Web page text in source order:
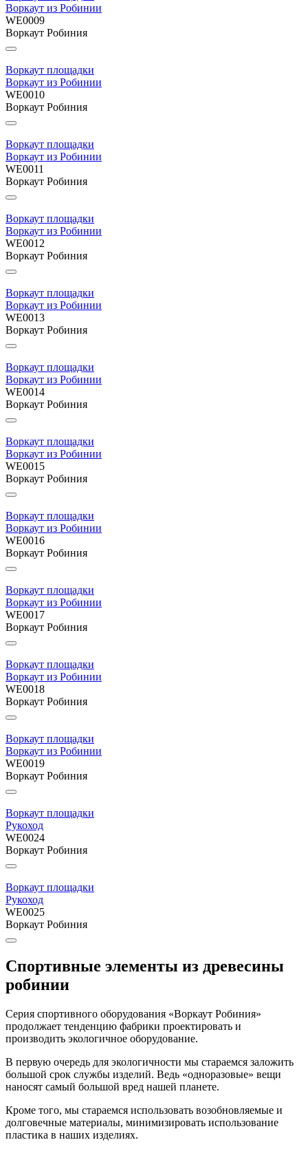
Воркаут из Робинии
WE0009
Воркаут Робиния
Воркаут площадки
Воркаут из Робинии
WE0010
Воркаут Робиния
Воркаут площадки
Воркаут из Робинии
WE0011
Воркаут Робиния
Воркаут площадки
Воркаут из Робинии
WE0012
Воркаут Робиния
Воркаут площадки
Воркаут из Робинии
WE0013
Воркаут Робиния
Воркаут площадки
Воркаут из Робинии
WE0014
Воркаут Робиния
Воркаут площадки
Воркаут из Робинии
WE0015
Воркаут Робиния
Воркаут площадки
Воркаут из Робинии
WE0016
Воркаут Робиния
Воркаут площадки
Воркаут из Робинии
WE0017
Воркаут Робиния
Воркаут площадки
Воркаут из Робинии
WE0018
Воркаут Робиния
Воркаут площадки
Воркаут из Робинии
WE0019
Воркаут Робиния
Воркаут площадки
Рукоход
WE0024
Воркаут Робиния
Воркаут площадки
Рукоход
WE0025
Воркаут Робиния
Спортивные элементы из древесины
робинии
Серия спортивного оборудования «Воркаут Робиния»
продолжает тенденцию фабрики проектировать и
производить экологичное оборудование.
В первую очередь для экологичности мы стараемся заложить
большой срок службы изделий. Ведь «одноразовые» вещи
наносят самый большой вред нашей планете.
Кроме того, мы стараемся использовать возобновляемые и
долговечные материалы, минимизировать использование
пластика в наших изделиях.